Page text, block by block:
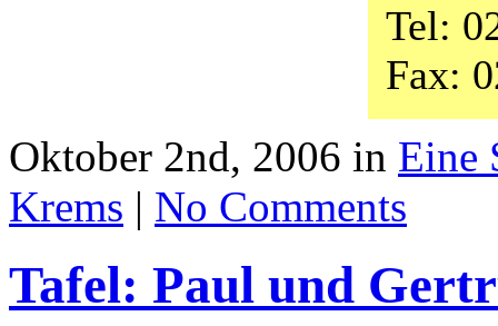
Tel:
Fax:
Oktober 2nd, 2006 in Eine
Krems | No Comments
Tafel: Paul und